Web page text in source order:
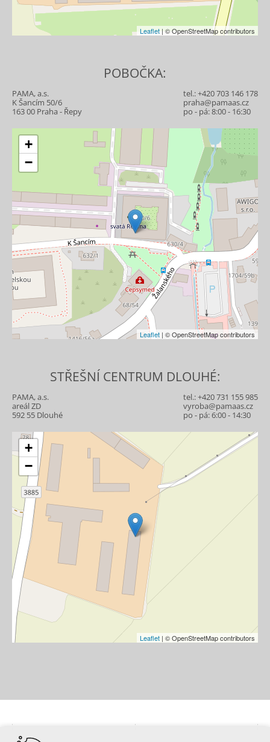
Leaflet | © OpenStreetMap contributors
POBOČKA:
PAMA, a.s.
K Šancím 50/6
163 00 Praha - Řepy
tel.:+420 703 146 178
praha@pamaas.cz
po - pá: 8:00 - 16:30
+
−
Leaflet | © OpenStreetMap contributors
STŘEŠNÍ CENTRUM DLOUHÉ:
PAMA, a.s.
areál ZD
592 55 Dlouhé
tel.:+420 731 155 985
vyroba@pamaas.cz
po - pá: 6:00 - 14:30
+
−
Leaflet | © OpenStreetMap contributors